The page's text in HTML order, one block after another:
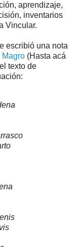
aprendizaje,
inventarios
Vincular.
escribió una nota
Magro (Hasta acá
texto de